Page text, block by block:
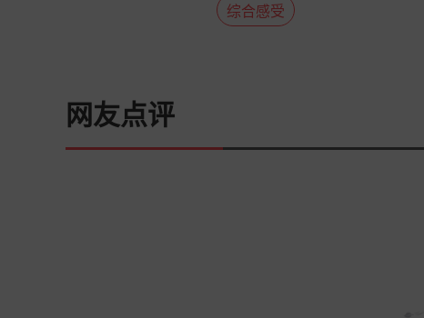
综合感受
网友点评